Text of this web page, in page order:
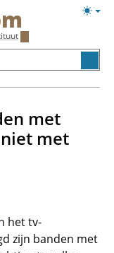
met
met
het tv-
zijn banden met